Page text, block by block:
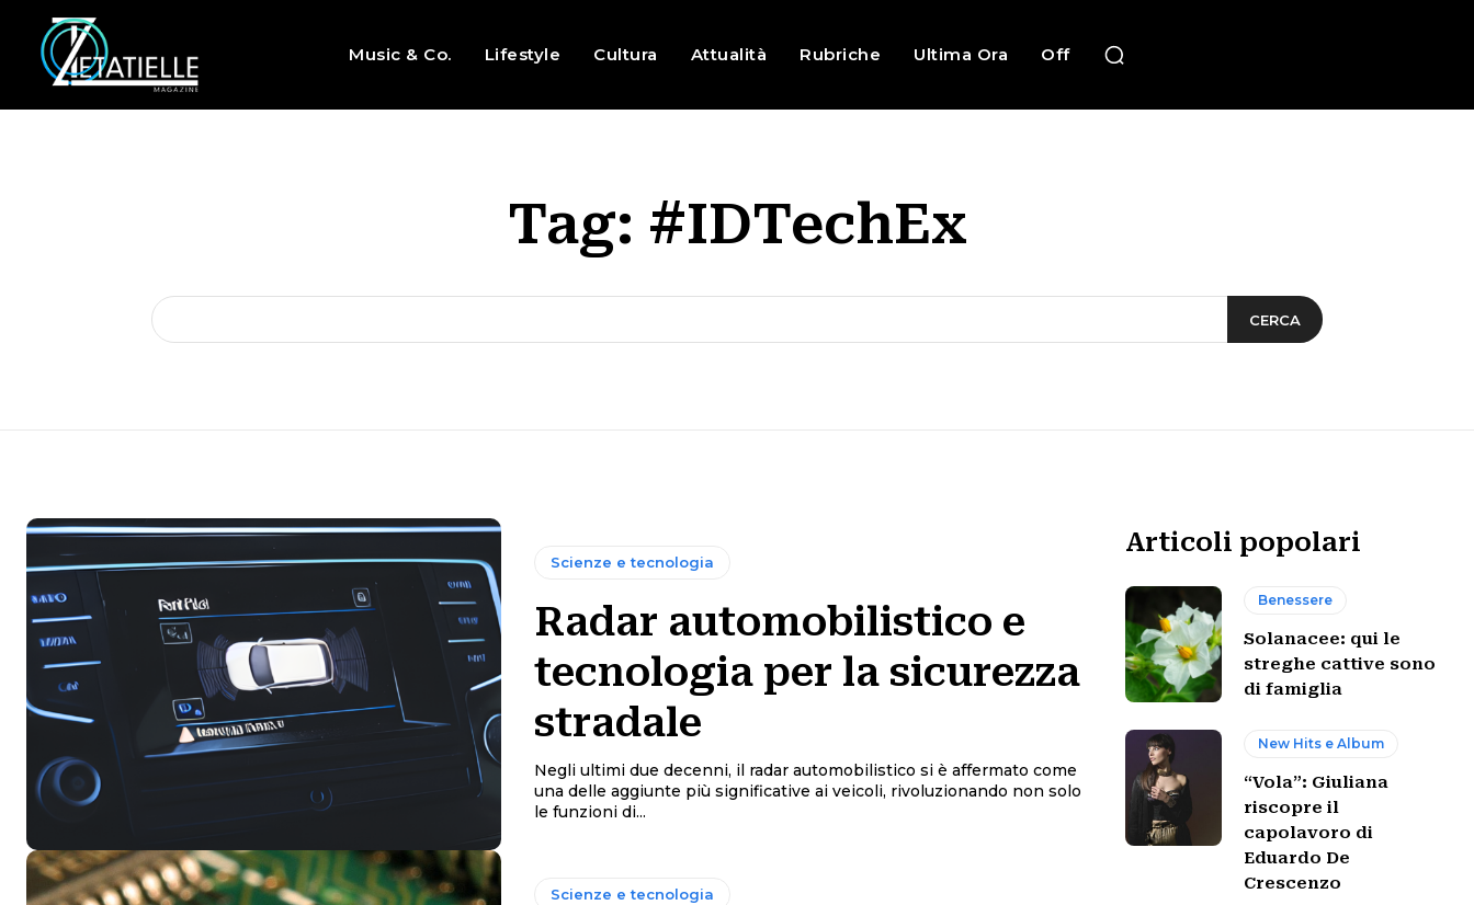
Music & Co. Lifestyle Cultura Attualità Rubriche Ultima Ora Off
Tag: #IDTechEx
CERCA
Scienze e tecnologia
Radar automobilistico e
tecnologia per la sicurezza
stradale
Negli ultimi due decenni, il radar automobilistico si è affermato come
una delle aggiunte più significative ai veicoli, rivoluzionando non solo
le funzioni di...
Scienze e tecnologia
Articoli popolari
Benessere
Solanacee: qui le
streghe cattive sono
di famiglia
New Hits e Album
“Vola”: Giuliana
riscopre il
capolavoro di
Eduardo De
Crescenzo